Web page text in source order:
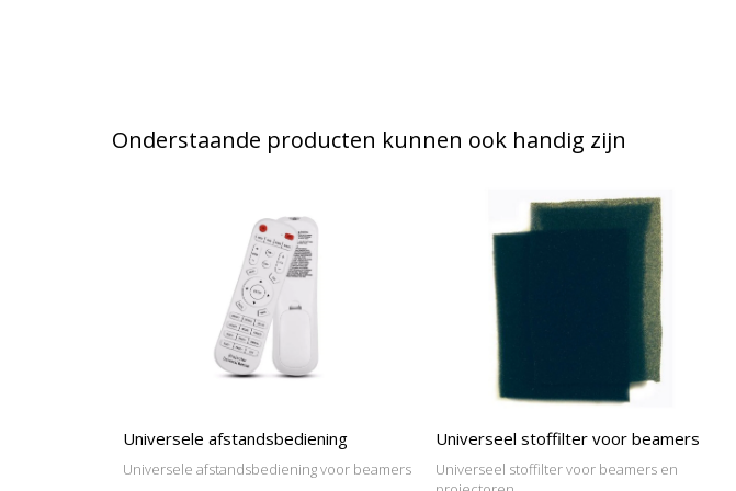
Onderstaande producten kunnen ook handig zijn
Universele afstandsbediening
Universele afstandsbediening voor beamers
Universeel stoffilter voor beamers
Universeel stoffilter voor beamers en